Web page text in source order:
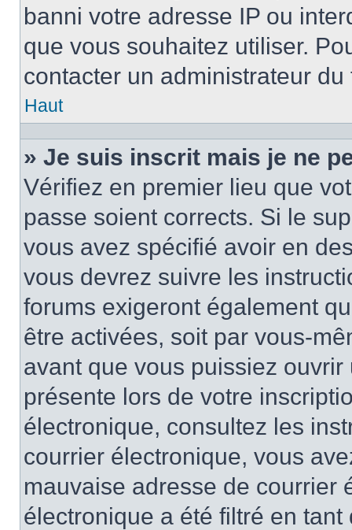
banni votre adresse IP ou
que vous souhaitez utiliser.
contacter un administrateur du
Haut
» Je suis inscrit mais je ne
Vérifiez en premier lieu que
passe soient corrects. Si le
vous avez spécifié avoir en
vous devrez suivre les
forums exigeront également
être activées, soit par vous-
avant que vous puissiez
présente lors de votre
électronique, consultez les
courrier électronique, vous
mauvaise adresse de courrier
électronique a été filtré en